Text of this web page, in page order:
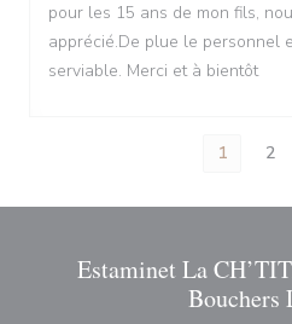
pour les 15 ans de mon fils,
apprécié.De plue le personnel
serviable. Merci et à bientôt
1 2
Estaminet La